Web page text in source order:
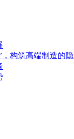
，构筑高端制造的